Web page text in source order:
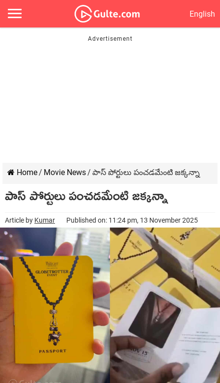
English
Home/ Movie News/ పాస్ పోర్టులు పంచడమేంటి జక్కన్నా
పాస్ పోర్టులు పంచడమేంటి జక్కన్నా
Article by Kumar Published on: 11:24 pm, 13 November 2025